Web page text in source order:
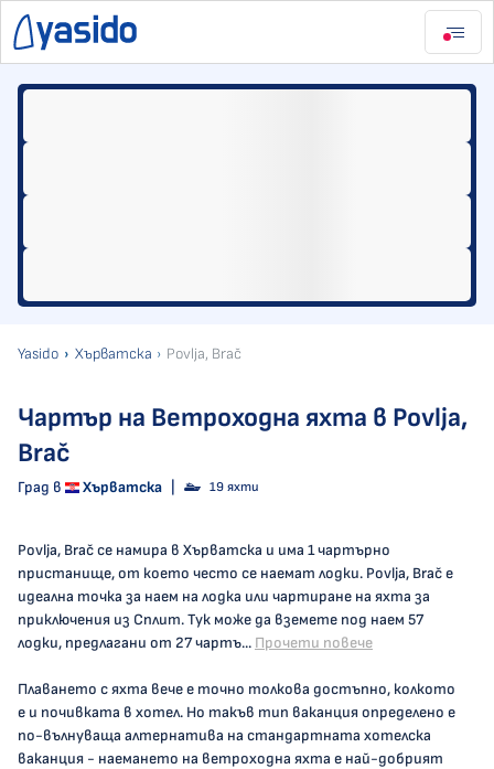
Yasido Хърватска Povlja, Brač
Чартър на Ветроходна яхта в Povlja,
Brač
Град в Хърватска 19 яхти
Povlja, Brač се намира в Хърватска и има 1 чартърно
пристанище, от което често се наемат лодки. Povlja, Brač е
идеална точка за наем на лодка или чартиране на яхта за
приключения из Сплит. Тук може да вземете под наем 57
лодки, предлагани от 27 чартъ... Прочети повече
Плаването с яхта вече е точно толкова достъпно, колкото
е и почивката в хотел. Но такъв тип ваканция определено е
по-вълнуваща алтернатива на стандартната хотелска
ваканция - наемането на ветроходна яхта е най-добрият